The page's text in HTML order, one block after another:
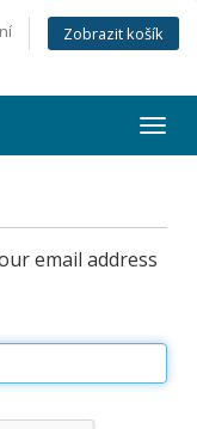
Zobrazit košík
email address